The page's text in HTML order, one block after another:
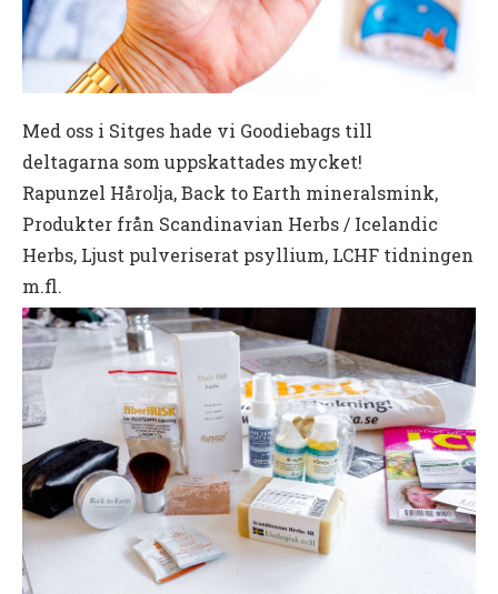
Med oss i Sitges hade vi Goodiebags till
deltagarna som uppskattades mycket!
Rapunzel Hårolja, Back to Earth mineralsmink,
Produkter från Scandinavian Herbs / Icelandic
Herbs, Ljust pulveriserat psyllium, LCHF tidningen
m.fl.